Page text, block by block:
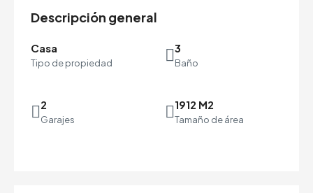
Descripción general
Casa
Tipo de propiedad
3
Baño
2
Garajes
1912 M2
Tamaño de área